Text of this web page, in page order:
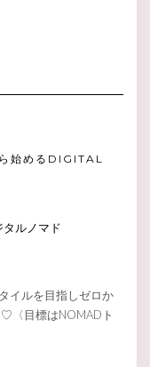
始めるDIGITAL
タルノマド
イルを目指しゼロか
〈目標はNOMADト